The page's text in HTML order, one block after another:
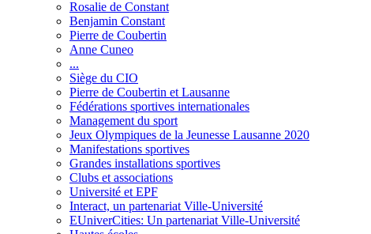
Rosalie de Constant
Benjamin Constant
Pierre de Coubertin
Anne Cuneo
...
Siège du CIO
Pierre de Coubertin et Lausanne
Fédérations sportives internationales
Management du sport
Jeux Olympiques de la Jeunesse Lausanne 2020
Manifestations sportives
Grandes installations sportives
Clubs et associations
Université et EPF
Interact, un partenariat Ville-Université
EUniverCities: Un partenariat Ville-Université